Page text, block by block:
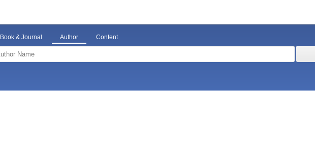
Book & Journal Author Content